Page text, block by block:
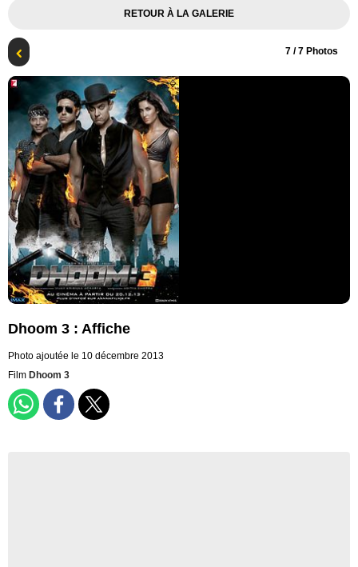
RETOUR À LA GALERIE
7 / 7 Photos
Dhoom 3 : Affiche
Photo ajoutée le 10 décembre 2013
Film Dhoom 3